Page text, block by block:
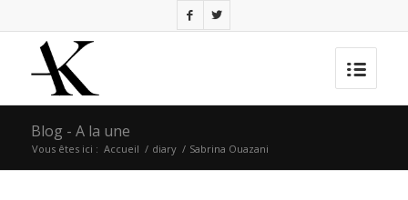
Blog - A la une
Vous êtes ici : Accueil / diary / Sabrina Ouazani